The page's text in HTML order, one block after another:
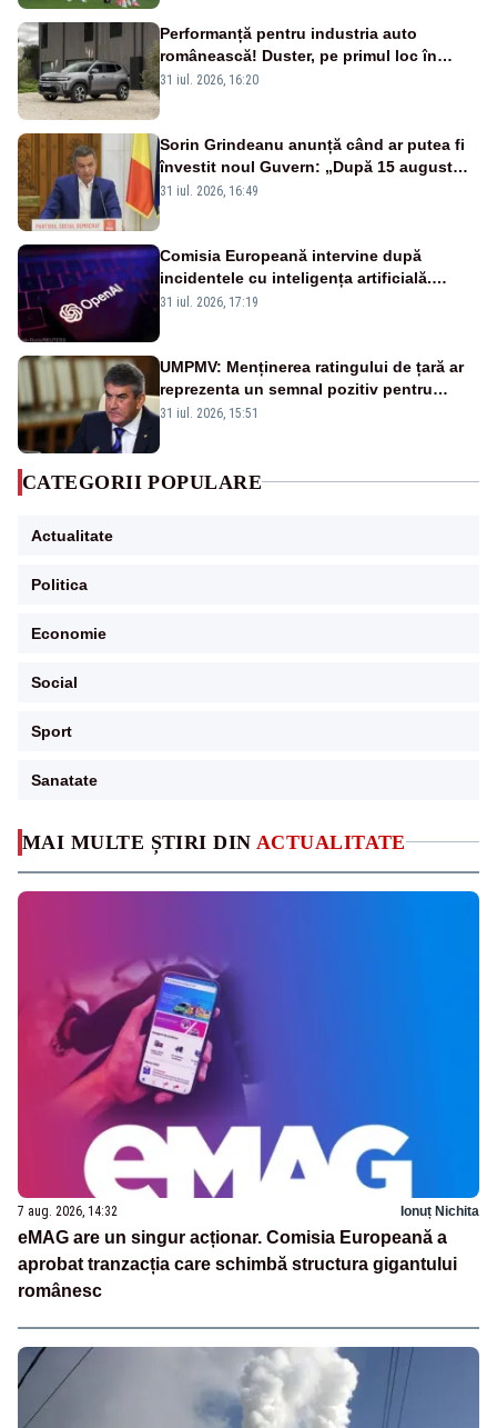
MAI MULTE ȘTIRI DIN ACTUALITATE
7 aug. 2026, 14:32 Ionuț Nichita
eMAG are un singur acționar. Comisia Europeană a
aprobat tranzacția care schimbă structura gigantului
românesc
Performanță pentru industria auto
românească! Duster, pe primul loc în
topul vânzărilor din Ucraina
31 iul. 2026, 16:20
Sorin Grindeanu anunță când ar putea fi
învestit noul Guvern: „După 15 august
sunt șanse mai mari”
31 iul. 2026, 16:49
Comisia Europeană intervine după
incidentele cu inteligența artificială.
OpenAI și Anthropic, vizate
31 iul. 2026, 17:19
UMPMV: Menținerea ratingului de țară ar
reprezenta un semnal pozitiv pentru
România. Autoritățile trebuie să continue
31 iul. 2026, 15:51
CATEGORII POPULARE
Actualitate
Politica
Economie
Social
Sport
Sanatate